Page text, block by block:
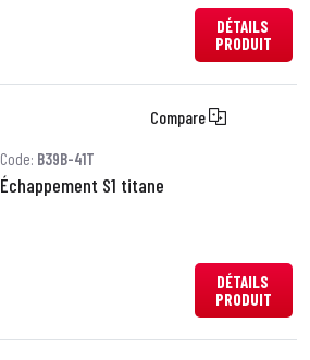
DÉTAILS
PRODUIT
Compare
Code: B39B-41T
Échappement S1 titane
DÉTAILS
PRODUIT